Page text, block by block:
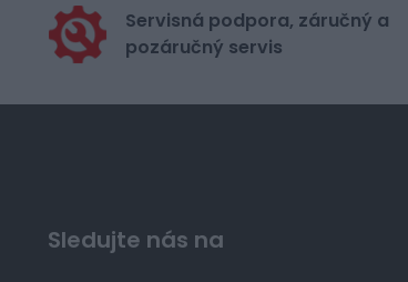
Servisná podpora, záručný a
pozáručný servis
Sledujte nás na